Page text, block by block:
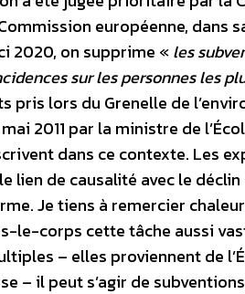
européenne, dans
2020, on supprime «les
sur les personnes les
pris lors du Grenelle de
2011 par la ministre de
dans ce contexte. Les
lien de causalité avec le
Je tiens à remercier
le-corps cette tâche aussi
– elles proviennent de
– il peut s’agir de